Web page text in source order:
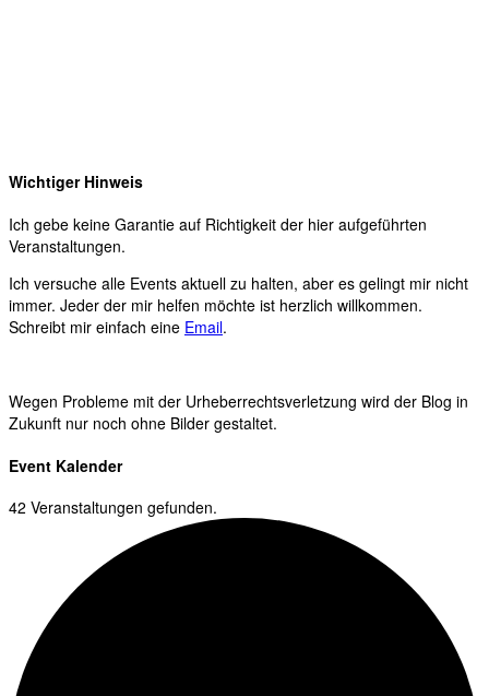
Wichtiger Hinweis
Ich gebe keine Garantie auf Richtigkeit der hier aufgeführten
Veranstaltungen.
Ich versuche alle Events aktuell zu halten, aber es gelingt mir nicht
immer. Jeder der mir helfen möchte ist herzlich willkommen.
Schreibt mir einfach eine Email.
Wegen Probleme mit der Urheberrechtsverletzung wird der Blog in
Zukunft nur noch ohne Bilder gestaltet.
Event Kalender
42 Veranstaltungen gefunden.